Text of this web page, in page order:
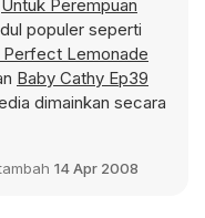
Untuk Perempuan
populer seperti
Perfect Lemonade
Baby Cathy Ep39
dimainkan secara
14 Apr 2008